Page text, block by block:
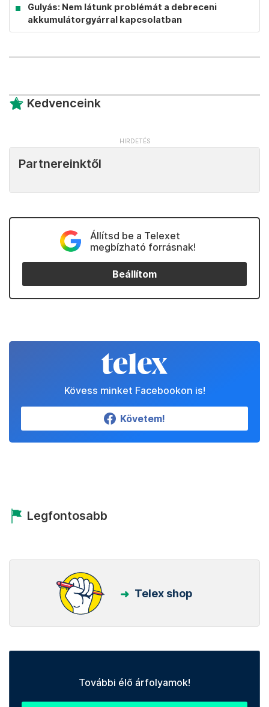
Gulyás: Nem látunk problémát a debreceni
akkumulátorgyárral kapcsolatban
Kedvenceink
Partnereinktől
Állítsd be a Telexet
megbízható forrásnak!
Beállítom
Kövess minket Facebookon is!
Követem!
Legfontosabb
Telex shop
További élő árfolyamok!